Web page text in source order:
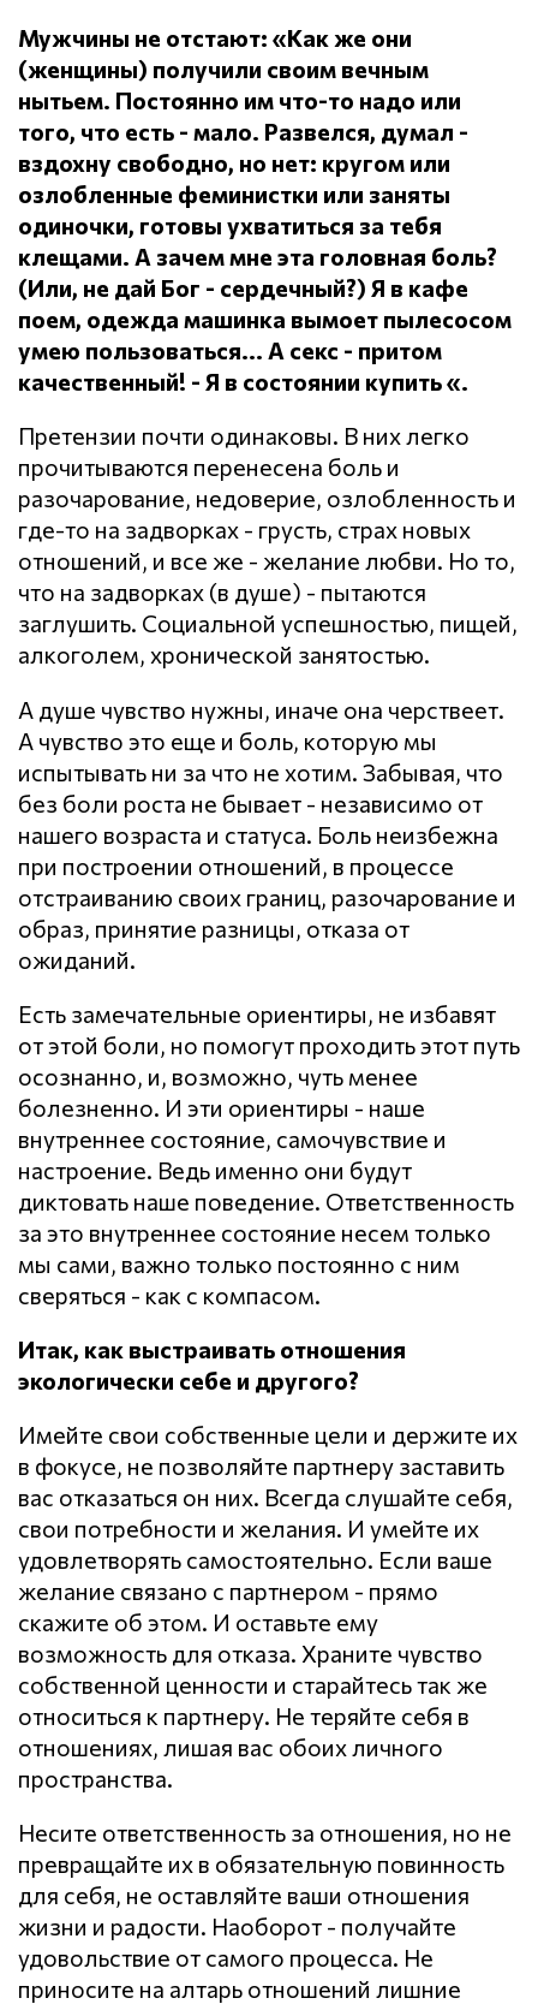
Мужчины не отстают: «Как же они
(женщины) получили своим вечным
нытьем. Постоянно им что-то надо или
того, что есть - мало. Развелся, думал -
вздохну свободно, но нет: кругом или
озлобленные феминистки или заняты
одиночки, готовы ухватиться за тебя
клещами. А зачем мне эта головная боль?
(Или, не дай Бог - сердечный?) Я в кафе
поем, одежда машинка вымоет пылесосом
умею пользоваться... А секс - притом
качественный! - Я в состоянии купить «.
Претензии почти одинаковы. В них легко
прочитываются перенесена боль и
разочарование, недоверие, озлобленность и
где-то на задворках - грусть, страх новых
отношений, и все же - желание любви. Но то,
что на задворках (в душе) - пытаются
заглушить. Социальной успешностью, пищей,
алкоголем, хронической занятостью.
А душе чувство нужны, иначе она черствеет.
А чувство это еще и боль, которую мы
испытывать ни за что не хотим. Забывая, что
без боли роста не бывает - независимо от
нашего возраста и статуса. Боль неизбежна
при построении отношений, в процессе
отстраиванию своих границ, разочарование и
образ, принятие разницы, отказа от
ожиданий.
Есть замечательные ориентиры, не избавят
от этой боли, но помогут проходить этот путь
осознанно, и, возможно, чуть менее
болезненно. И эти ориентиры - наше
внутреннее состояние, самочувствие и
настроение. Ведь именно они будут
диктовать наше поведение. Ответственность
за это внутреннее состояние несем только
мы сами, важно только постоянно с ним
сверяться - как с компасом.
Итак, как выстраивать отношения
экологически себе и другого?
Имейте свои собственные цели и держите их
в фокусе, не позволяйте партнеру заставить
вас отказаться он них. Всегда слушайте себя,
свои потребности и желания. И умейте их
удовлетворять самостоятельно. Если ваше
желание связано с партнером - прямо
скажите об этом. И оставьте ему
возможность для отказа. Храните чувство
собственной ценности и старайтесь так же
относиться к партнеру. Не теряйте себя в
отношениях, лишая вас обоих личного
пространства.
Несите ответственность за отношения, но не
превращайте их в обязательную повинность
для себя, не оставляйте ваши отношения
жизни и радости. Наоборот - получайте
удовольствие от самого процесса. Не
приносите на алтарь отношений лишние